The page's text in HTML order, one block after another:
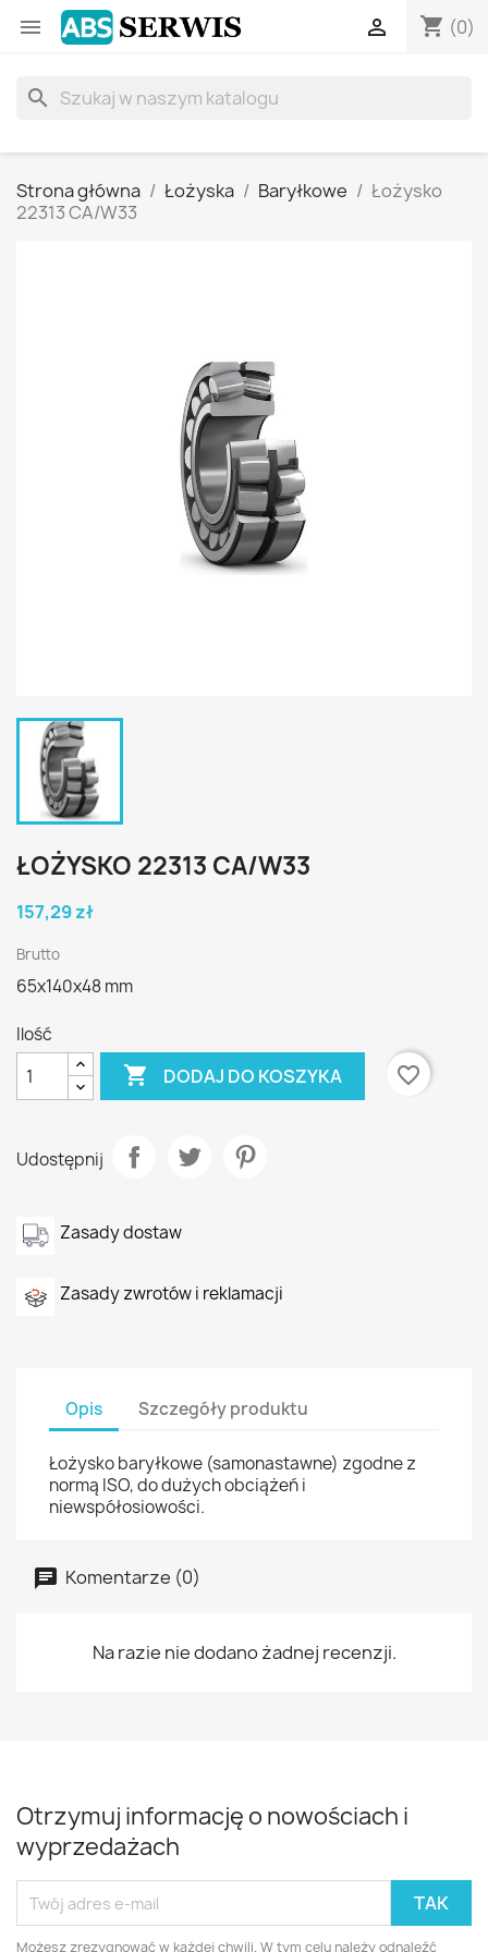
 shopping_cart (0)

search
Strona główna Łożyska Baryłkowe
Łożysko
22313 CA/W33
ŁOŻYSKO 22313 CA/W33
157,29 zł
Brutto
65x140x48 mm
Ilość
 DODAJ DO KOSZYKA favorite_border
Udostępnij
Zasady dostaw
Zasady zwrotów i reklamacji
Opis Szczegóły produktu
Łożysko baryłkowe (samonastawne) zgodne z
normą ISO, do dużych obciążeń i
niewspółosiowości.
Komentarze (0)
Na razie nie dodano żadnej recenzji.
Otrzymuj informację o nowościach i
wyprzedażach
Możesz zrezygnować w każdej chwili. W tym celu należy odnaleźć